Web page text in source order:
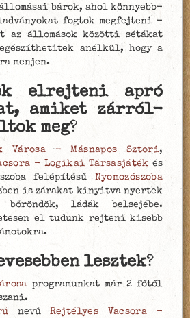
bárok, ahol könnyebb-
fogtok megfejteni -
az állomások közötti sétákat
anélkül, hogy a
menjen.
elrejteni apró
amiket zárról-
meg?
Városa - Másnapos Sztori,
- Logikai Társasjáték és
felépítésű Nyomozószoba
is zárakat kinyitva nyertek
bőröndök, ládák belsejébe.
el tudunk rejteni kisebb
lesztek?
programunkat már 2 főtől
nevű Rejtélyes Vacsora -